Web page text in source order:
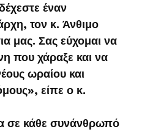
έναν
τον κ. Άνθιμο
μας. Σας εύχομαι να
που χάραξε και να
ωραίου και
είπε ο κ.
σε κάθε συνάνθρωπό